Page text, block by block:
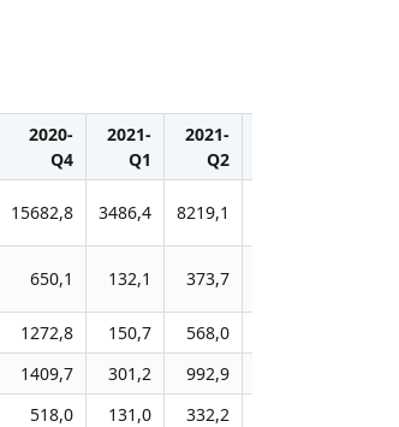
2020-
Q4
2021-
Q1
2021-
Q2
15682,8 3486,4 8219,1
650,1 132,1 373,7
1272,8 150,7 568,0
1409,7 301,2 992,9
518,0 131,0 332,2